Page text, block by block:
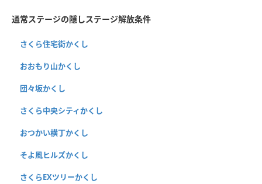
通常ステージの隠しステージ解放条件
さくら住宅街かくし
おおもり山かくし
団々坂かくし
さくら中央シティかくし
おつかい横丁かくし
そよ風ヒルズかくし
さくらEXツリーかくし